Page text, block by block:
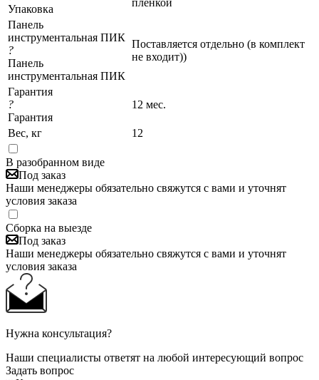
Упаковка
Панель
инструментальная ПИК
?
Панель
инструментальная ПИК
Поставляется отдельно (в комплект
не входит))
Гарантия
?
Гарантия
12 мес.
Вес, кг 12
В разобранном виде
Под заказ
Наши менеджеры обязательно свяжутся с вами и уточнят
условия заказа
Сборка на выезде
Под заказ
Наши менеджеры обязательно свяжутся с вами и уточнят
условия заказа
Нужна консультация?
Наши специалисты ответят на любой интересующий вопрос
Задать вопрос